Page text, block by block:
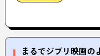
まるでジブリ映画の